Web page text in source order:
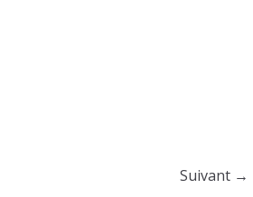
Suivant →